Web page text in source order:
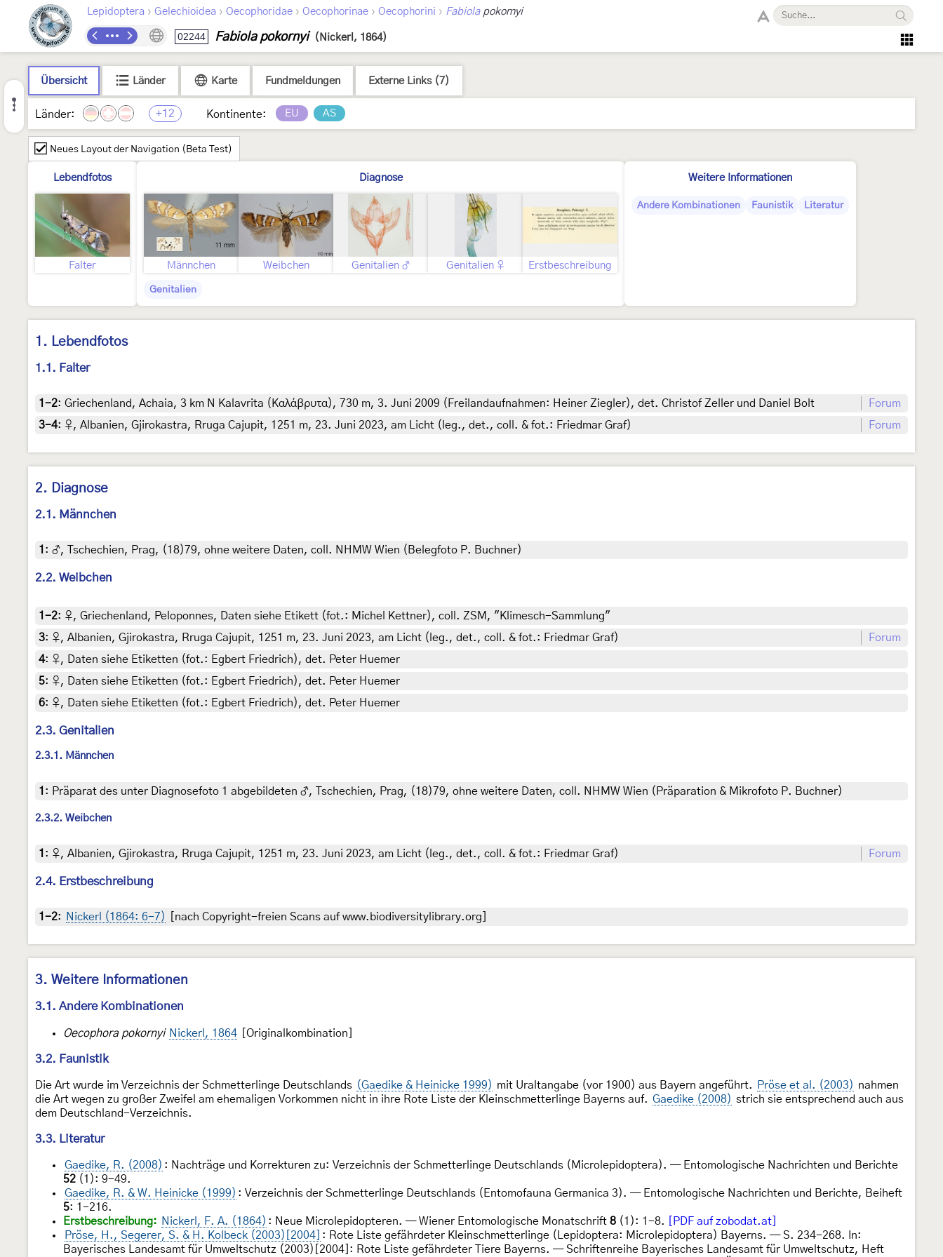
Lepidoptera › Gelechioidea › Oecophoridae › Oecophorinae › Oecophorini › Fabiolapokornyi
02244 Fabiola pokornyi (Nickerl, 1864)
Übersicht Länder Karte Fundmeldungen Externe Links (7)
Länder: +12 Kontinente: EU AS
Neues Layout der Navigation (Beta Test)
Lebendfotos
Falter
Diagnose
Männchen Weibchen Genitalien ♂ Genitalien ♀ Erstbeschreibung
Genitalien
Weitere Informationen
Andere Kombinationen Faunistik Literatur
1. Lebendfotos
1.1. Falter
1-2: Griechenland, Achaia, 3 km N Kalavrita (Καλάβρυτα), 730 m, 3. Juni 2009 (Freilandaufnahmen: Heiner Ziegler), det. Christof Zeller und Daniel Bolt
Forum
3-4: ♀, Albanien, Gjirokastra, Rruga Cajupit, 1251 m, 23. Juni 2023, am Licht (leg., det., coll. & fot.: Friedmar Graf) Forum
2. Diagnose
2.1. Männchen
1 : ♂, Tschechien, Prag, (18)79, ohne weitere Daten, coll. NHMW Wien (Belegfoto P. Buchner)
2.2. Weibchen
1-2: ♀, Griechenland, Peloponnes, Daten siehe Etikett (fot.: Michel Kettner), coll. ZSM, "Klimesch-Sammlung"
3: ♀, Albanien, Gjirokastra, Rruga Cajupit, 1251 m, 23. Juni 2023, am Licht (leg., det., coll. & fot.: Friedmar Graf)
Forum
4: ♀, Daten siehe Etiketten (fot.: Egbert Friedrich), det. Peter Huemer
5: ♀, Daten siehe Etiketten (fot.: Egbert Friedrich), det. Peter Huemer
6: ♀, Daten siehe Etiketten (fot.: Egbert Friedrich), det. Peter Huemer
2.3. Genitalien
2.3.1. Männchen
1 : Präparat des unter Diagnosefoto 1 abgebildeten ♂, Tschechien, Prag, (18)79, ohne weitere Daten, coll. NHMW Wien (Präparation & Mikrofoto P. Buchner)
2.3.2. Weibchen
1 : ♀, Albanien, Gjirokastra, Rruga Cajupit, 1251 m, 23. Juni 2023, am Licht (leg., det., coll. & fot.: Friedmar Graf) Forum
2.4. Erstbeschreibung
1-2: Nickerl (1864: 6-7) [nach Copyright-freien Scans auf www.biodiversitylibrary.org]
3. Weitere Informationen
3.1. Andere Kombinationen
Oecophora pokornyi Nickerl, 1864 [Originalkombination]
3.2. Faunistik
Die Art wurde im Verzeichnis der Schmetterlinge Deutschlands (Gaedike & Heinicke 1999) mit Uraltangabe (vor 1900) aus Bayern angeführt. Pröse et al. (2003) nahmen
die Art wegen zu großer Zweifel am ehemaligen Vorkommen nicht in ihre Rote Liste der Kleinschmetterlinge Bayerns auf. Gaedike (2008) strich sie entsprechend auch aus
dem Deutschland-Verzeichnis.
3.3. Literatur
Gaedike, R. (2008) : Nachträge und Korrekturen zu: Verzeichnis der Schmetterlinge Deutschlands (Microlepidoptera). — Entomologische Nachrichten und Berichte
52 (1): 9-49.
Gaedike, R. & W. Heinicke (1999) : Verzeichnis der Schmetterlinge Deutschlands (Entomofauna Germanica 3). — Entomologische Nachrichten und Berichte, Beiheft
5: 1-216.
Erstbeschreibung: Nickerl, F. A. (1864) : Neue Microlepidopteren. — Wiener Entomologische Monatschrift 8 (1): 1-8.
[PDF auf zobodat.at]
Pröse, H., Segerer, S. & H. Kolbeck (2003)[2004]
: Rote Liste gefährdeter Kleinschmetterlinge (Lepidoptera: Microlepidoptera) Bayerns. — S. 234-268. In:
Bayerisches Landesamt für Umweltschutz (2003)[2004]: Rote Liste gefährdeter Tiere Bayerns. — Schriftenreihe Bayerisches Landesamt für Umweltschutz, Heft